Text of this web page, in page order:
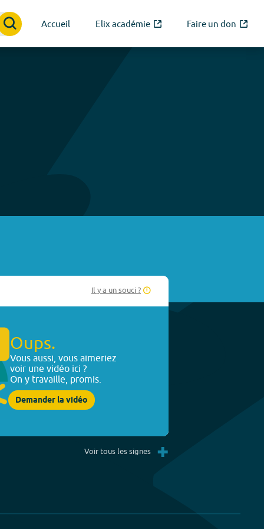
Accueil Elix académie Faire un don
Il y a un souci ?
Oups.
Vous aussi, vous aimeriez
voir une vidéo ici ?
On y travaille, promis.
Demander la vidéo
Voir tous les signes +